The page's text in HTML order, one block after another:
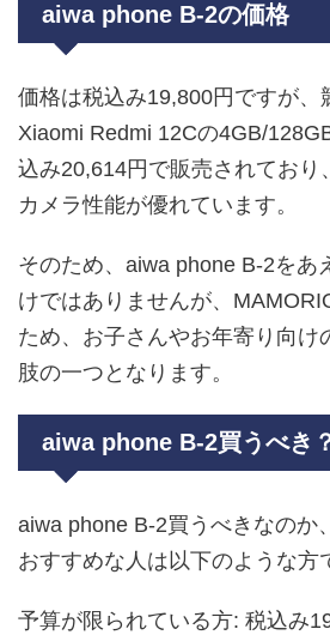
aiwa phone B-2の価格
価格は税込み19,800円ですが、
Xiaomi Redmi 12Cの4GB/
込み20,614円で販売されており
カメラ性能が優れています。
そのため、aiwa phone B-2をあ
けではありませんが、
ため、お子さんやお年寄り向け
肢の一つとなります。
aiwa phone B-2買うべき
aiwa phone B-2買うべきなのか
おすすめな人は以下のような方
予算が限られている方: 税込み